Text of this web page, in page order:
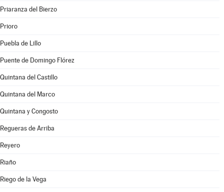
Priaranza del Bierzo
Prioro
Puebla de Lillo
Puente de Domingo Flórez
Quintana del Castillo
Quintana del Marco
Quintana y Congosto
Regueras de Arriba
Reyero
Riaño
Riego de la Vega